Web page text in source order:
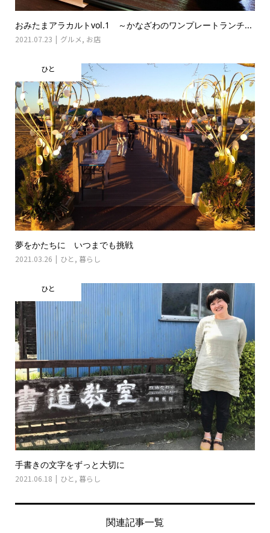
おみたまアラカルトvol.1 ～かなざわのワンプレートランチ...
2021.07.23 グルメ, お店
ひと
夢をかたちに いつまでも挑戦
2021.03.26 ひと , 暮らし
ひと
手書きの文字をずっと大切に
2021.06.18 ひと , 暮らし
関連記事一覧